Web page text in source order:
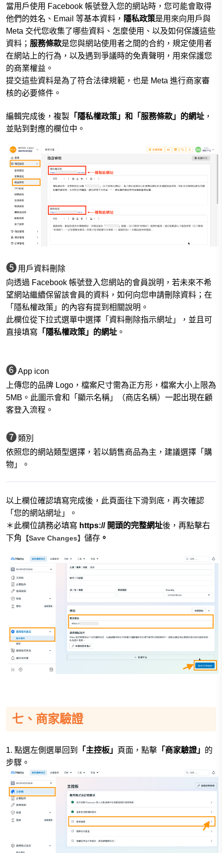
當用戶使用 Facebook 帳號登入您的網站時，您可能會取得
他們的姓名、Email 等基本資料， 隱私政策是用來向用戶與
Meta 交代您收集了哪些資料、怎麼使用、以及如何保護這些
資料； 服務條款是您與網站使用者之間的合約，規定使用者
在網站上的行為，以及遇到爭議時的免責聲明，用來保護您
的商業權益。
提交這些資料是為了符合法律規範，也是 Meta 進行商家審
核的必要條件。
編輯完成後，複製 「隱私權政策」和「服務條款」的網址 ，
並貼到對應的欄位中。
❺用戶資料刪除
向透過 Facebook 帳號登入您網站的會員說明，若未來不希
望網站繼續保留該會員的資料，如何向您申請刪除資料；在
「隱私權政策」的內容有提到相關說明。
此欄位從下拉式選單中選擇「資料刪除指示網址」，並且可
直接填寫 「隱私權政策」的網址 。
❻App icon
上傳您的品牌 Logo，檔案尺寸需為正方形，檔案大小上限為
5MB。此圖示會和「顯示名稱」（商店名稱）一起出現在顧
客登入流程。
❼類別
依照您的網站類型選擇，若以銷售商品為主，建議選擇「購
物」。
以上欄位確認填寫完成後，此頁面往下滑到底，再次確認
「您的網站網址 」。
＊此欄位請務必填寫 https:// 開頭的完整網址後 ， 再點擊右
下角
【Save Changes】 儲存 。
七、商家驗證
1. 點選左側選單回到 「主控板」 頁面，點擊 「商家驗證」
的
步驟 。